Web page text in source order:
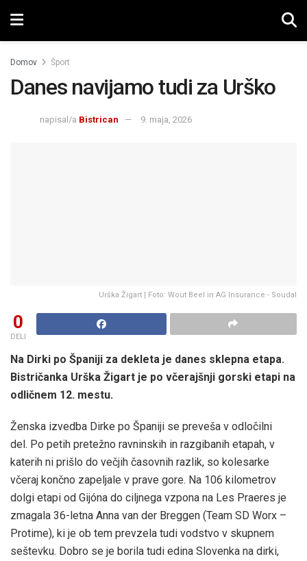
Domov Šport
Danes navijamo tudi za Urško
napisal/a Bistrican 9. maja, 2026
Urška Žigart | Foto: Wout Beel in AG Insurance - Soudal
0
DELI
Na Dirki po Španiji za dekleta je danes sklepna etapa.
Bistričanka Urška Žigart je po včerajšnji gorski etapi na
odličnem 12. mestu.
Ženska izvedba Dirke po Španiji se preveša v odločilni
del. Po petih pretežno ravninskih in razgibanih etapah, v
katerih ni prišlo do večjih časovnih razlik, so kolesarke
včeraj končno zapeljale v prave gore. Na 106 kilometrov
dolgi etapi od Gijóna do ciljnega vzpona na Les Praeres je
zmagala 36-letna Anna van der Breggen (Team SD Worx –
Protime), ki je ob tem prevzela tudi vodstvo v skupnem
seštevku. Dobro se je borila tudi edina Slovenka na dirki,